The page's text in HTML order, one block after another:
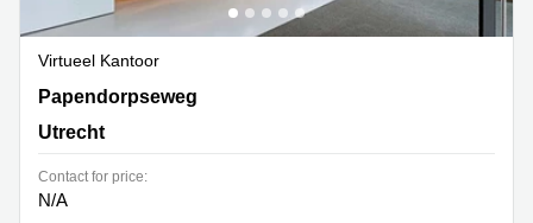
Virtueel Kantoor
Papendorpseweg 75, Utrecht
Papendorpseweg
Utrecht
Contact for price:
N/A